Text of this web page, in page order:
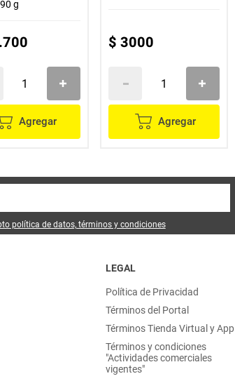
g
.700
Agregar
$ 3000
Agregar
política de datos, términos y condiciones
LEGAL
Política de Privacidad
Términos del Portal
Términos Tienda Virtual y App
Términos y condiciones
"Actividades comerciales
vigentes"